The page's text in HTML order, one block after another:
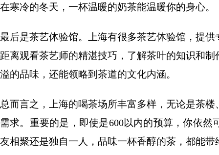
在寒冷的冬天，一杯温暖的奶茶能温暖你的身心。
最后是茶艺体验馆。上海有很多茶艺体验馆，提
距离观看茶艺师的精湛技巧，了解茶叶的知识和
溢的品味，还能领略到茶道的文化内涵。
总而言之，上海的喝茶场所丰富多样，无论是茶
需求。重要的是，即使是600以内的预算，你依
友相聚还是独自一人，品味一杯香醇的茶，都能